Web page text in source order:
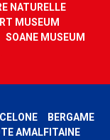
NATURELLE
MUSEUM
SOANE MUSEUM
BERGAME
AMALFITAINE